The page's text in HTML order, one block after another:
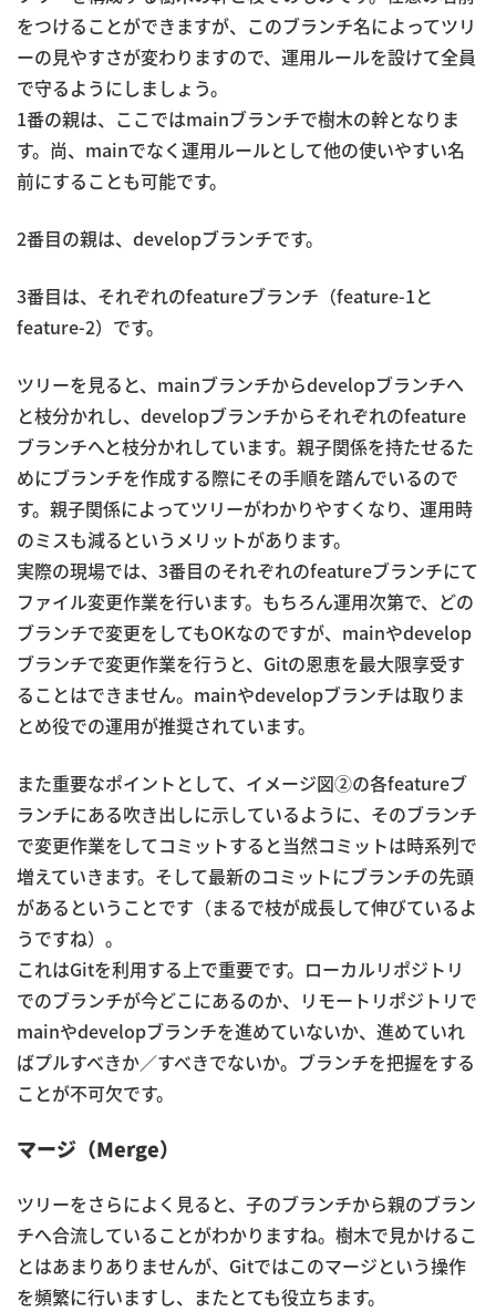
をつけることができますが、このブランチ名によってツリ
ーの見やすさが変わりますので、運用ルールを設けて全員
で守るようにしましょう。
1番の親は、ここではmainブランチで樹木の幹となりま
す。尚、mainでなく運用ルールとして他の使いやすい名
前にすることも可能です。
2番目の親は、developブランチです。
3番目は、それぞれのfeatureブランチ（feature-1と
feature-2）です。
ツリーを見ると、mainブランチからdevelopブランチへ
と枝分かれし、developブランチからそれぞれのfeature
ブランチへと枝分かれしています。親子関係を持たせるた
めにブランチを作成する際にその手順を踏んでいるので
す。親子関係によってツリーがわかりやすくなり、運用時
のミスも減るというメリットがあります。
実際の現場では、3番目のそれぞれのfeatureブランチにて
ファイル変更作業を行います。もちろん運用次第で、どの
ブランチで変更をしてもOKなのですが、mainやdevelop
ブランチで変更作業を行うと、Gitの恩恵を最大限享受す
ることはできません。mainやdevelopブランチは取りま
とめ役での運用が推奨されています。
また重要なポイントとして、イメージ図②の各featureブ
ランチにある吹き出しに示しているように、そのブランチ
で変更作業をしてコミットすると当然コミットは時系列で
増えていきます。そして最新のコミットにブランチの先頭
があるということです（まるで枝が成長して伸びているよ
うですね）。
これはGitを利用する上で重要です。ローカルリポジトリ
でのブランチが今どこにあるのか、リモートリポジトリで
mainやdevelopブランチを進めていないか、進めていれ
ばプルすべきか／すべきでないか。ブランチを把握をする
ことが不可欠です。
マージ（Merge）
ツリーをさらによく見ると、子のブランチから親のブラン
チへ合流していることがわかりますね。樹木で見かけるこ
とはあまりありませんが、Gitではこのマージという操作
を頻繁に行いますし、またとても役立ちます。